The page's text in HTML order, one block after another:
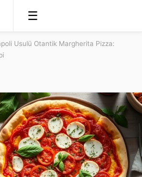
☰
Usulü Otantik Margherita Pizza: